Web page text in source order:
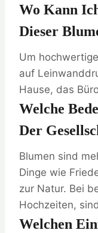
Wo Kann
Dieser
Um
auf
Hause, das
Welche
Der
Blumen sind
Dinge wie
zur Natur. Bei
Hochzeiten,
Welchen